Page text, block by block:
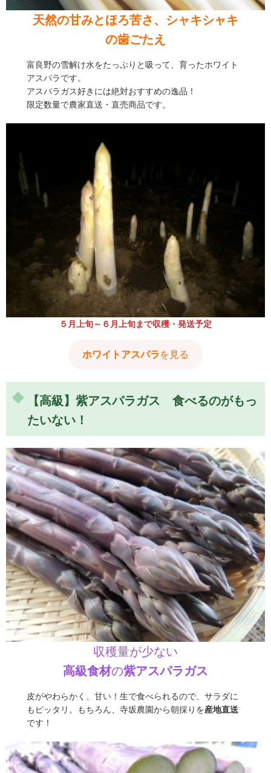
天然の甘みとほろ苦さ、シャキシャキ
の歯ごたえ
富良野の雪解け水をたっぷりと吸って、育ったホワイト
アスパラです。
アスパラガス好きには絶対おすすめの逸品！
限定数量で農家直送・直売商品です。
５月上旬～６月上旬まで収穫・発送予定
ホワイトアスパラ を見る
【高級】紫アスパラガス 食べるのがもっ
たいない！
収穫量が少ない
高級食材の紫アスパラガス
皮がやわらかく、甘い！生で食べられるので、サラダに
もピッタリ。もちろん、寺坂農園から朝採りを産地直送
です！